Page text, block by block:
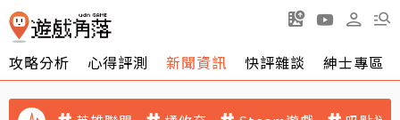
攻略分析 心得評測 新聞資訊 快評雜談 紳士專區